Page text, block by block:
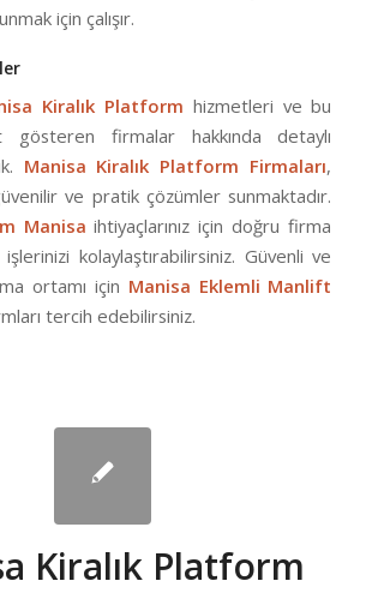
için çalışır.
Kiralık Platform hizmetleri ve bu
gösteren firmalar hakkında detaylı
Manisa Kiralık Platform Firmaları,
ve pratik çözümler sunmaktadır.
Manisa ihtiyaçlarınız için doğru firma
kolaylaştırabilirsiniz. Güvenli ve
ortamı için Manisa Eklemli Manlift
tercih edebilirsiniz.
Kiralık Platform